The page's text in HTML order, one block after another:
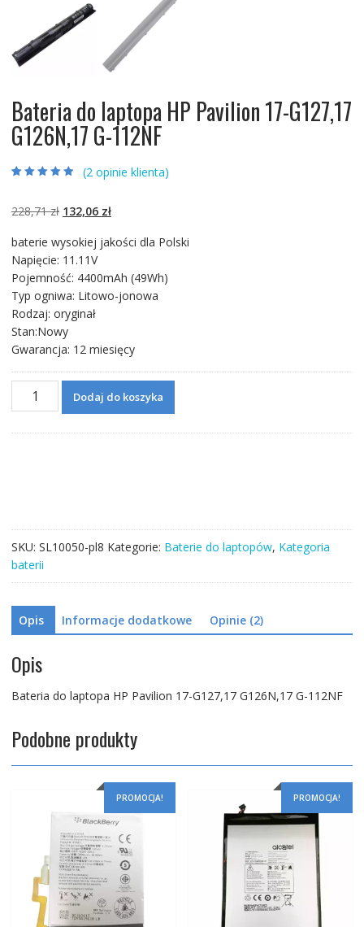
Bateria do laptopa HP Pavilion 17-G127,17
G126N,17 G-112NF
ocen klientów
(2opinie klienta)
228,71zł Pierwotna
wynosiła:
228,71 zł.
132,06 złAktualna
wynosi:
baterie wysokiej jakości dla Polski
Napięcie: 11.11V
Pojemność: 4400mAh (49Wh)
Typ ogniwa: Litowo-jonowa
Rodzaj: oryginał
Stan:Nowy
Gwarancja: 12 miesięcy
Bateria
G126N,17
G-
112NF
Dodaj do koszyka
SKU: SL10050-pl8 Kategorie: Baterie do laptopów, Kategoria
baterii
Opis Informacje dodatkowe Opinie (2)
Opis
Bateria do laptopa HP Pavilion 17-G127,17 G126N,17 G-112NF
Podobne produkty
PROMOCJA! PROMOCJA!